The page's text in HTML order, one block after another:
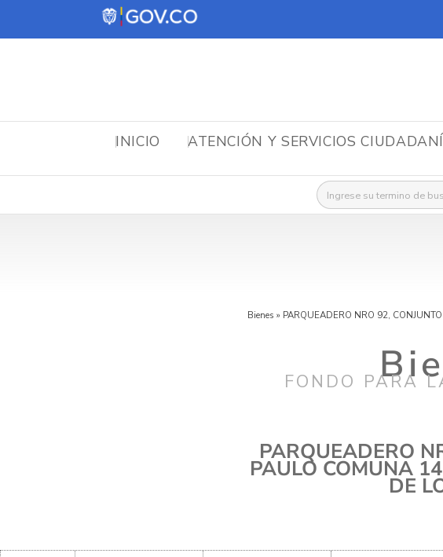
INICIO ATENCIÓN Y SERVICIOS
Buscar:
Bienes » PARQUEADERO NRO 92,
FONDO PARA
PARQUEADERO
PAULO COMUNA
DE